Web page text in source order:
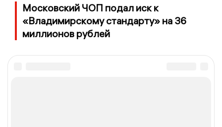
Московский ЧОП подал иск к
«Владимирскому стандарту» на 36
миллионов рублей